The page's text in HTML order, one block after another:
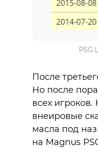
После
Но после
всех
внеировые
масла под
на Magnus